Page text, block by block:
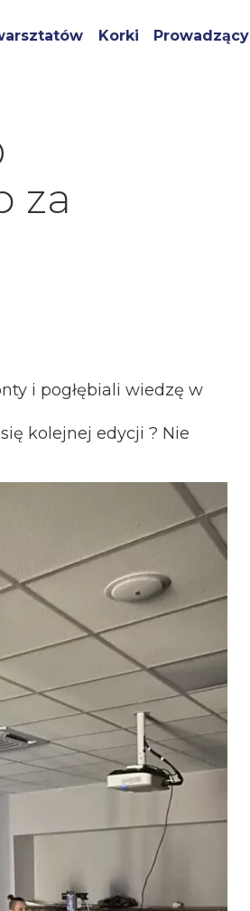
Korki Prowadzący
za
i pogłębiali wiedzę w
kolejnej edycji ? Nie